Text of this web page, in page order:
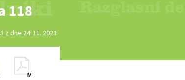
118
z dne 24. 11. 2023